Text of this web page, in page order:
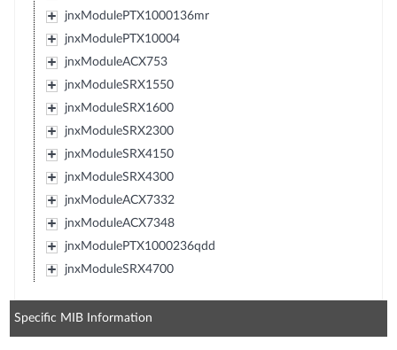
jnxModulePTX1000136mr
jnxModulePTX10004
jnxModuleACX753
jnxModuleSRX1550
jnxModuleSRX1600
jnxModuleSRX2300
jnxModuleSRX4150
jnxModuleSRX4300
jnxModuleACX7332
jnxModuleACX7348
jnxModulePTX1000236qdd
jnxModuleSRX4700
Specific MIB Information